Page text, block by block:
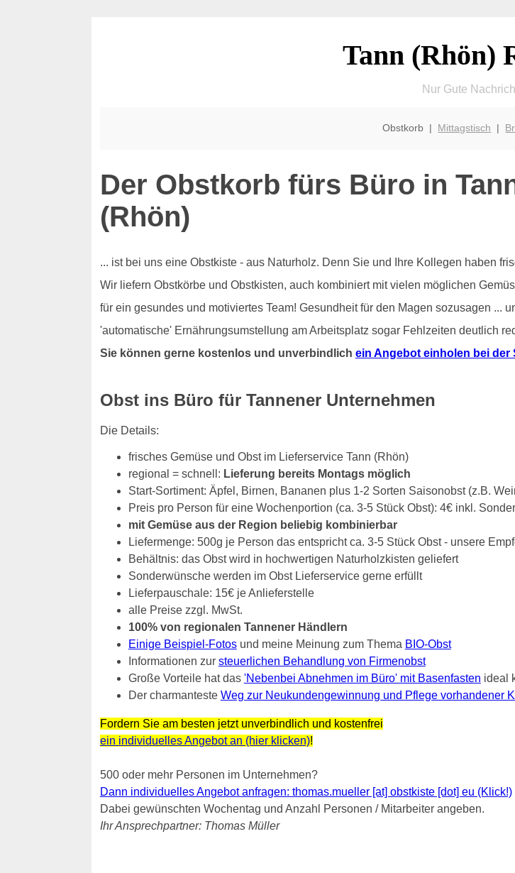
Tann (Rhön)
Nur Gute
Obstkorb | Mittagstisch |
Der Obstkorb fürs Büro in
(Rhön)
... ist bei uns eine Obstkiste - aus Naturholz. Denn Sie und Ihre Kollegen haben
Wir liefern Obstkörbe und Obstkisten, auch kombiniert mit vielen möglichen
für ein gesundes und motiviertes Team! Gesundheit für den Magen sozusagen ...
'automatische' Ernährungsumstellung am Arbeitsplatz sogar Fehlzeiten deutlich
Sie können gerne kostenlos und unverbindlich ein Angebot einholen bei
Obst ins Büro für Tannener Unternehmen
Die Details:
frisches Gemüse und Obst im Lieferservice Tann (Rhön)
regional = schnell: Lieferung bereits Montags möglich
Start-Sortiment: Äpfel, Birnen, Bananen plus 1-2 Sorten Saisonobst (z.B.
Preis pro Person für eine Wochenportion (ca. 3-5 Stück Obst): 4€ inkl.
mit Gemüse aus der Region beliebig kombinierbar
Liefermenge: 500g je Person das entspricht ca. 3-5 Stück Obst - unsere
Behältnis: das Obst wird in hochwertigen Naturholzkisten geliefert
Sonderwünsche werden im Obst Lieferservice gerne erfüllt
Lieferpauschale: 15€ je Anlieferstelle
alle Preise zzgl. MwSt.
100% von regionalen Tannener Händlern
Einige Beispiel-Fotosund meine Meinung zum Thema BIO-Obst
Informationen zur steuerlichen Behandlung von Firmenobst
Große Vorteile hat das 'Nebenbei Abnehmen im Büro' mit Basenfasten ideal
Der charmanteste Weg zur Neukundengewinnung und Pflege vorhandener
Fordern Sie am besten jetzt unverbindlich und kostenfrei
ein individuelles Angebot an (hier klicken)!
500 oder mehr Personen im Unternehmen?
Dann individuelles Angebot anfragen: thomas.mueller [at] obstkiste [dot] eu (Klick!)
Dabei gewünschten Wochentag und Anzahl Personen / Mitarbeiter angeben.
Ihr Ansprechpartner: Thomas Müller